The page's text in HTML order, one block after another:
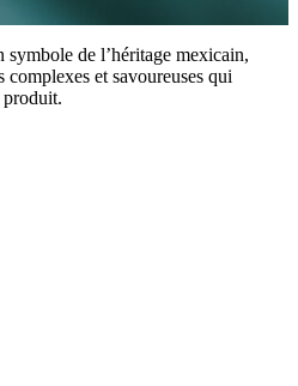
de l’héritage mexicain,
complexes et savoureuses qui
produit.